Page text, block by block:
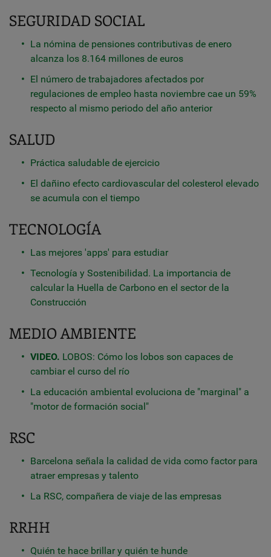
SEGURIDAD SOCIAL
La nómina de pensiones contributivas de enero
alcanza los 8.164 millones de euros
El número de trabajadores afectados por
regulaciones de empleo hasta noviembre cae un 59%
respecto al mismo periodo del año anterior
SALUD
Práctica saludable de ejercicio
El dañino efecto cardiovascular del colesterol elevado
se acumula con el tiempo
TECNOLOGÍA
Las mejores 'apps' para estudiar
Tecnología y Sostenibilidad. La importancia de
calcular la Huella de Carbono en el sector de la
Construcción
MEDIO AMBIENTE
VIDEO. LOBOS: Cómo los lobos son capaces de
cambiar el curso del río
La educación ambiental evoluciona de "marginal" a
"motor de formación social"
RSC
Barcelona señala la calidad de vida como factor para
atraer empresas y talento
La RSC, compañera de viaje de las empresas
RRHH
Quién te hace brillar y quién te hunde